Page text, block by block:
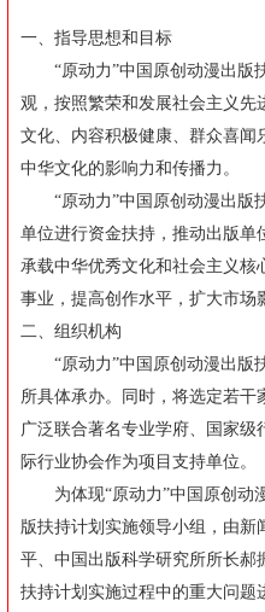
一、指导思想和目标
“原动力”中国原创动漫出版
观，按照繁荣和发展社会主义先
文化、内容积极健康、群众喜闻
中华文化的影响力和传播力。
“原动力”中国原创动漫出版扶
单位进行资金扶持，推动出版单
承载中华优秀文化和社会主义核
事业，提高创作水平，扩大市场
二、组织机构
“原动力”中国原创动漫出版
所具体承办。同时，将选定若
广泛联合著名专业学府、国家
际行业协会作为项目支持单位。
为体现“原动力”中国原创动漫
版扶持计划实施领导小组，由
平、中国出版科学研究所所长郝
扶持计划实施过程中的重大问题